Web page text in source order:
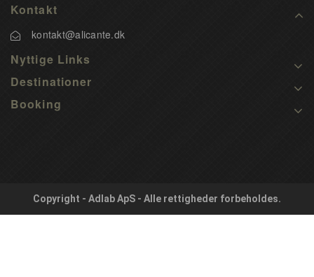
Kontakt
kontakt@alicante.dk
Nyttige Links
Destinationer
Booking
Copyright - Adlab ApS - Alle rettigheder forbeholdes.